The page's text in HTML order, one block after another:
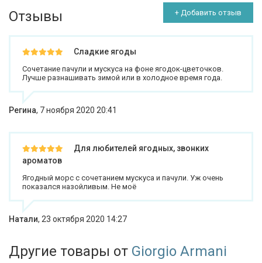
Отзывы + Добавить отзыв
Сладкие ягоды
Сочетание пачули и мускуса на фоне ягодок-цветочков.
Лучше разнашивать зимой или в холодное время года.
Регина, 7 ноября 2020 20:41
Для любителей ягодных, звонких
ароматов
Ягодный морс с сочетанием мускуса и пачули. Уж очень
показался назойливым. Не моё
Натали, 23 октября 2020 14:27
Другие товары от Giorgio Armani